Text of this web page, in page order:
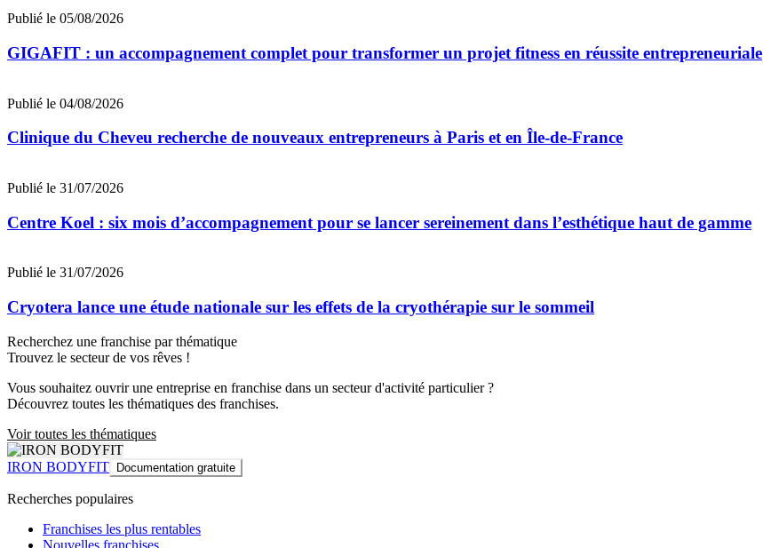
Publié le 05/08/2026
GIGAFIT : un accompagnement complet pour transformer un projet fitness en réussite entrepreneuriale
Publié le 04/08/2026
Clinique du Cheveu recherche de nouveaux entrepreneurs à Paris et en Île-de-France
Publié le 31/07/2026
Centre Koel : six mois d’accompagnement pour se lancer sereinement dans l’esthétique haut de gamme
Publié le 31/07/2026
Cryotera lance une étude nationale sur les effets de la cryothérapie sur le sommeil
Recherchez une franchise par thématique
Trouvez le secteur de vos rêves !
Vous souhaitez ouvrir une entreprise en franchise dans un secteur d'activité particulier ?
Découvrez toutes les thématiques des franchises.
Voir toutes les thématiques
IRON BODYFIT Documentation gratuite
Recherches populaires
Franchises les plus rentables
Nouvelles franchises